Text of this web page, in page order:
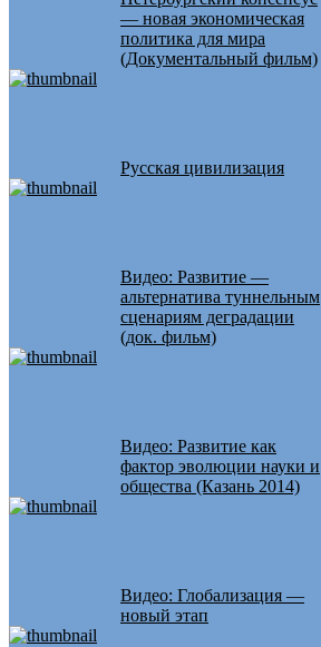
— новая экономическая
политика для мира
(Документальный фильм)
Русская цивилизация
Видео: Развитие —
альтернатива туннельным
сценариям деградации
(док. фильм)
Видео: Развитие как
фактор эволюции науки и
общества (Казань 2014)
Видео: Глобализация —
новый этап